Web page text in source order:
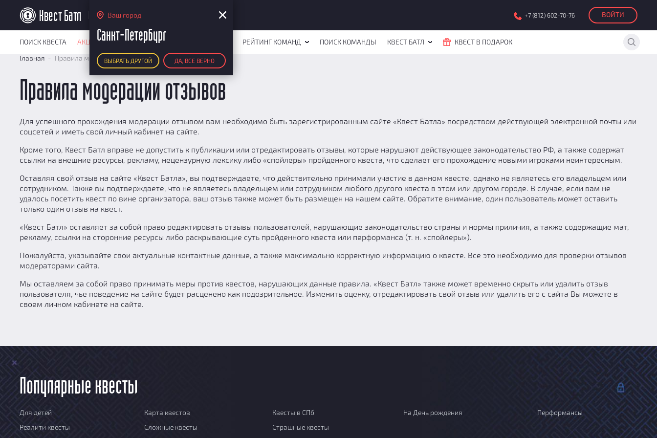
Санкт-Петербург
Ваш город
Санкт-Петербург
ВЫБРАТЬ ДРУГОЙ ДА, ВСЕ ВЕРНО
+7 (812) 602-70-76 ВОЙТИ
ПОИСК КВЕСТА АКЦИИ РЕЙТИНГ КВЕСТОВ РЕЙТИНГ КОМАНД ПОИСК КОМАНДЫ КВЕСТ БАТЛ
КВЕСТ В ПОДАРОК
Главная
Правила модерации отзывов
Правила модерации отзывов
Для успешного прохождения модерации отзывом вам необходимо быть зарегистрированным сайте «Квест Батла» посредством действующей электронной почты или
соцсетей и иметь свой личный кабинет на сайте.
Кроме того, Квест Батл вправе не допустить к публикации или отредактировать отзывы, которые нарушают действующее законодательство РФ, а также содержат
ссылки на внешние ресурсы, рекламу, нецензурную лексику либо «спойлеры» пройденного квеста, что сделает его прохождение новыми игроками неинтересным.
Оставляя свой отзыв на сайте «Квест Батла», вы подтверждаете, что действительно принимали участие в данном квесте, однако не являетесь его владельцем или
сотрудником. Также вы подтверждаете, что не являетесь владельцем или сотрудником любого другого квеста в этом или другом городе. В случае, если вам не
удалось посетить квест по вине организатора, ваш отзыв также может быть размещен на нашем сайте. Обратите внимание, один пользователь может оставить
только один отзыв на квест.
«Квест Батл» оставляет за собой право редактировать отзывы пользователей, нарушающие законодательство страны и нормы приличия, а также содержащие мат,
рекламу, ссылки на сторонние ресурсы либо раскрывающие суть пройденного квеста или перформанса (т. н. «спойлеры»).
Пожалуйста, указывайте свои актуальные контактные данные, а также максимально корректную информацию о квесте. Все это необходимо для проверки отзывов
модераторами сайта.
Мы оставляем за собой право принимать меры против квестов, нарушающих данные правила. «Квест Батл» также может временно скрыть или удалить отзыв
пользователя, чье поведение на сайте будет расценено как подозрительное. Изменить оценку, отредактировать свой отзыв или удалить его с сайта Вы можете в
своем личном кабинете на сайте.
Популярные квесты
Для детей Карта квестов Квесты в СПб На День рождения
Перформансы
Реалити квесты
Сложные квесты Страшные квесты